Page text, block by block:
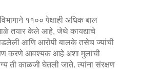
११०० पेक्षाही अधिक बाल
तयार केले आहे, जेथे कायद्याचे
आणि आरोपी बालके तसेच ज्यांची
करणे आवश्यक आहे अशा मुलांची
ती काळजी घेतली जाते. त्यांना संरक्षण